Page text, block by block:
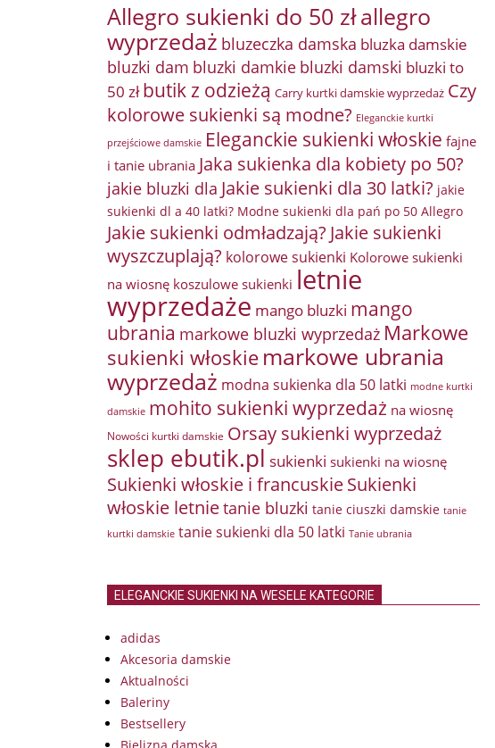
Allegro sukienki do 50 złallegro
wyprzedaż bluzeczka damska bluzka damskie
bluzki dam bluzki damkie bluzki damski bluzki to
50 zł butik z odzieżą Carry kurtki damskie wyprzedaż Czy
kolorowe sukienki są modne? Eleganckie kurtki
przejściowe damskie Eleganckie sukienki włoskie fajne
i tanie ubrania Jaka sukienka dla kobiety po 50?
jakie bluzki dla Jakie sukienki dla 30 latki? jakie
sukienki dl a 40 latki? Modne sukienki dla pań po 50 Allegro
Jakie sukienki odmładzają? Jakie sukienki
wyszczuplają? kolorowe sukienki Kolorowe sukienki
na wiosnę koszulowe sukienki letnie
wyprzedaże mango bluzki mango
ubrania markowe bluzki wyprzedaż Markowe
sukienki włoskie markowe ubrania
wyprzedaż modna sukienka dla 50 latki modne kurtki
damskie mohito sukienki wyprzedaż na wiosnę
Nowości kurtki damskie Orsay sukienki wyprzedaż
sklep ebutik.pl sukienki sukienki na wiosnę
Sukienki włoskie i francuskieSukienki
włoskie letnietanie bluzki tanie ciuszki damskie tanie
kurtki damskie tanie sukienki dla 50 latki Tanie ubrania
ELEGANCKIE SUKIENKI NA WESELE KATEGORIE
adidas
Akcesoria damskie
Aktualności
Baleriny
Bestsellery